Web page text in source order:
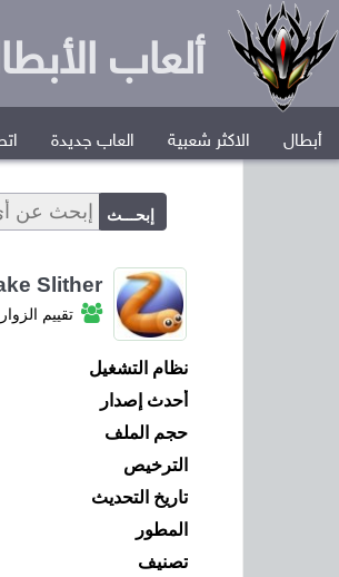
ألعاب
أبطال الاكثر شعبية العاب جديدة
Slither
تقييم الزوار
نظام التشغيل
أحدث إصدار
حجم الملف
الترخيص
تاريخ التحديث
المطور
تصنيف